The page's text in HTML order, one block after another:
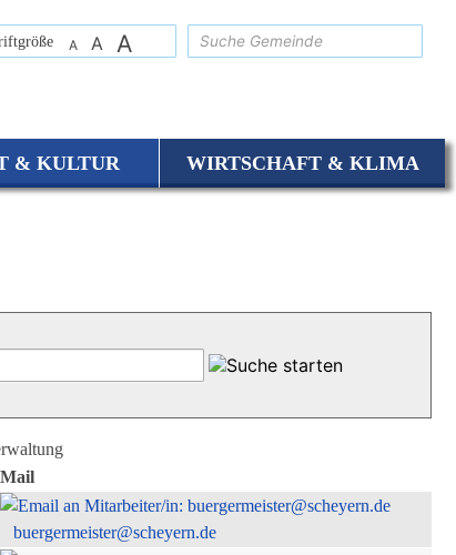
A A A
& KULTUR WIRTSCHAFT & KLIMA
Mail
buergermeister@scheyern.de